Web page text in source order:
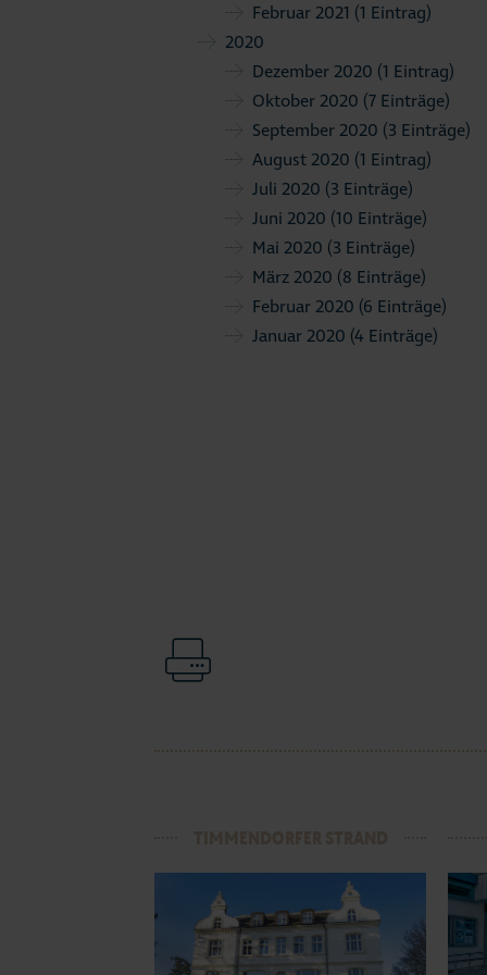
Februar 2021 (1 Eintrag)
2020
Dezember 2020 (1 Eintrag)
Oktober 2020 (7 Einträge)
September 2020 (3 Einträge)
August 2020 (1 Eintrag)
Juli 2020 (3 Einträge)
Juni 2020 (10 Einträge)
Mai 2020 (3 Einträge)
März 2020 (8 Einträge)
Februar 2020 (6 Einträge)
Januar 2020 (4 Einträge)